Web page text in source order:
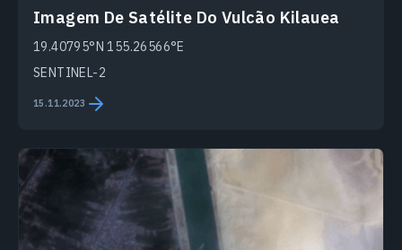
Imagem De Satélite Do Vulcão Kilauea
19.40795°N 155.26566°E
SENTINEL-2
15.11.2023